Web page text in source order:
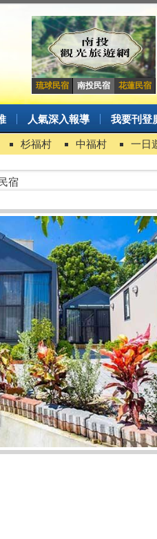
琉球民宿 南投民宿 花蓮民宿
人氣深入報導 我要刊登
杉福村 中福村 一日
宿